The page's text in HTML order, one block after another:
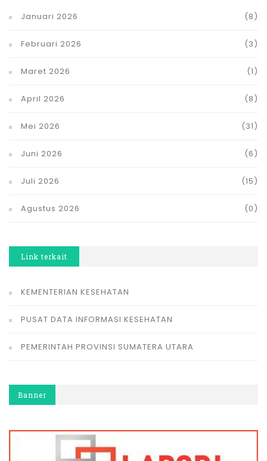
Januari 2026 (8)
Februari 2026 (3)
Maret 2026 (1)
April 2026 (8)
Mei 2026 (31)
Juni 2026 (6)
Juli 2026 (15)
Agustus 2026 (0)
Link terkait
KEMENTERIAN KESEHATAN
PUSAT DATA INFORMASI KESEHATAN
PEMERINTAH PROVINSI SUMATERA UTARA
Banner